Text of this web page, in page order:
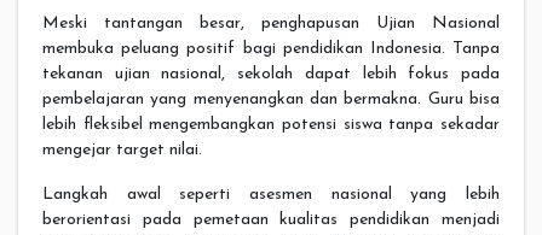
Meski tantangan besar, penghapusan Ujian Nasional
membuka peluang positif bagi pendidikan Indonesia. Tanpa
tekanan ujian nasional, sekolah dapat lebih fokus pada
pembelajaran yang menyenangkan dan bermakna. Guru bisa
lebih fleksibel mengembangkan potensi siswa tanpa sekadar
mengejar target nilai.
Langkah awal seperti asesmen nasional yang lebih
berorientasi pada pemetaan kualitas pendidikan menjadi